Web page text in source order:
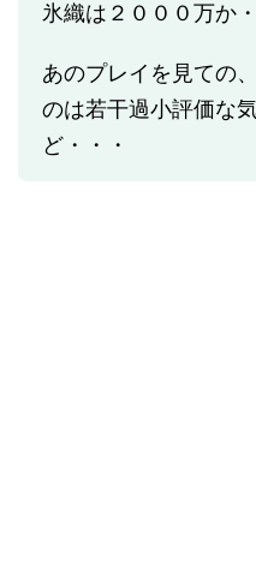
氷織は２０００万か
あのプレイを見ての
のは若干過小評価な
ど・・・